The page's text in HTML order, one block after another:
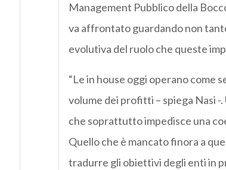
Management Pubblico della
va affrontato guardando non
evolutiva del ruolo che queste
“Le in house oggi operano come
volume dei profitti – spiega Nasi -
che soprattutto impedisce una
Quello che è mancato finora a
tradurre gli obiettivi degli enti in